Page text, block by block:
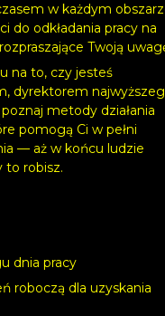
w każdym
do odkładania pracy na
Twoją
na to, czy jesteś
dyrektorem
metody działania
pomogą Ci w pełni
— aż w końcu ludzie
to robisz.
dnia pracy
roboczą dla uzyskania